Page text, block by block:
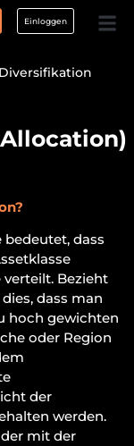
Einloggen
Diversifikation
?
dass
Bezieht
dass man
hoch gewichten
oder Region
der
werden.
mit der